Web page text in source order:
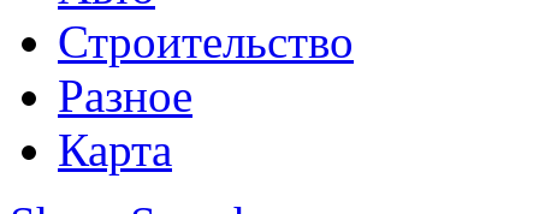
Строительство
Разное
Карта